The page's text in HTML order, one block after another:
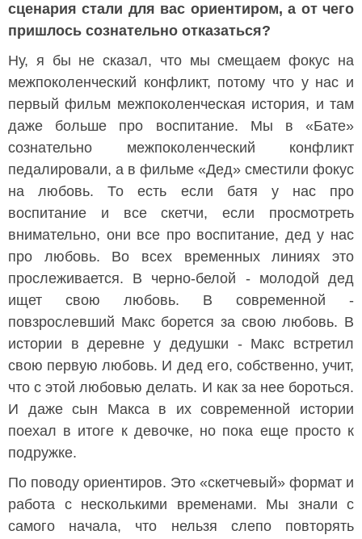
сценария стали для вас ориентиром, а от чего
пришлось сознательно отказаться?
Ну, я бы не сказал, что мы смещаем фокус на
межпоколенческий конфликт, потому что у нас и
первый фильм межпоколенческая история, и там
даже больше про воспитание. Мы в «Бате»
сознательно межпоколенческий конфликт
педалировали, а в фильме «Дед» сместили фокус
на любовь. То есть если батя у нас про
воспитание и все скетчи, если просмотреть
внимательно, они все про воспитание, дед у нас
про любовь. Во всех временных линиях это
прослеживается. В черно-белой - молодой дед
ищет свою любовь. В современной -
повзрослевший Макс борется за свою любовь. В
истории в деревне у дедушки - Макс встретил
свою первую любовь. И дед его, собственно, учит,
что с этой любовью делать. И как за нее бороться.
И даже сын Макса в их современной истории
поехал в итоге к девочке, но пока еще просто к
подружке.
По поводу ориентиров. Это «скетчевый» формат и
работа с несколькими временами. Мы знали с
самого начала, что нельзя слепо повторять